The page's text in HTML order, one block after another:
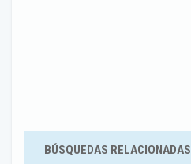
BÚSQUEDAS RELACIONADAS